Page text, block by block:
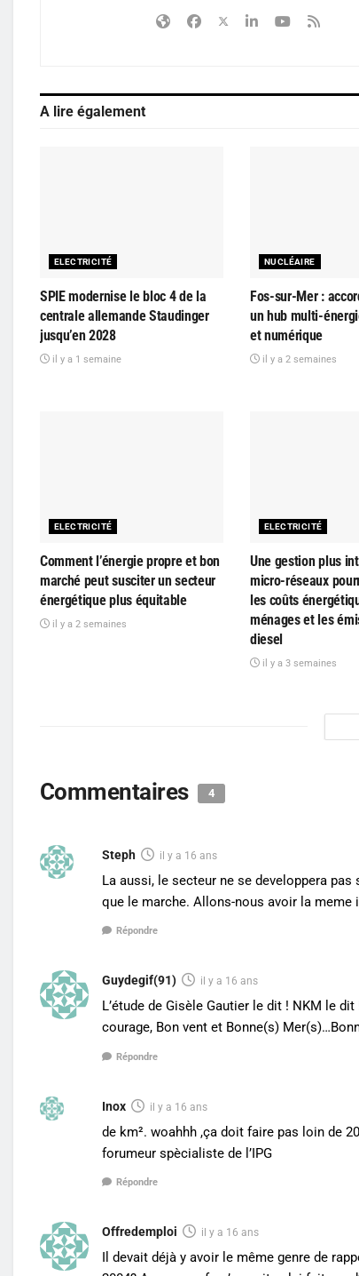
A lire également
ELECTRICITÉ
SPIE modernise le bloc 4 de la
centrale allemande Staudinger
jusqu’en 2028
il y a 1 semaine
NUCLÉAIRE
Fos-sur-Mer :
un hub multi-
et numérique
il y a 2 semaines
ELECTRICITÉ
Comment l’énergie propre et bon
marché peut susciter un secteur
énergétique plus équitable
il y a 2 semaines
ELECTRICITÉ
Une gestion plus
micro-réseaux
les coûts
ménages et les
diesel
il y a 3 semaines
Commentaires 4
Steph il y a 16 ans
La aussi, le secteur ne se developpera
que le marche. Allons-nous avoir la
Répondre
Guydegif(91) il y a 16 ans
L’étude de Gisèle Gautier le dit ! NKM le
courage, Bon vent et Bonne(s)
Répondre
Inox il y a 16 ans
de km². woahhh ,ça doit faire pas loin de
forumeur spècialiste de l’IPG
Répondre
Offredemploi il y a 16 ans
Il devait déjà y avoir le même genre de